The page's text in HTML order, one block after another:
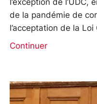
de la pandémie de
l’acceptation de la Loi
Continuer